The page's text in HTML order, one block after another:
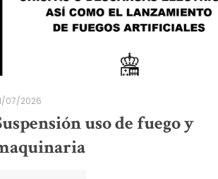
07/2026
uso de fuego y